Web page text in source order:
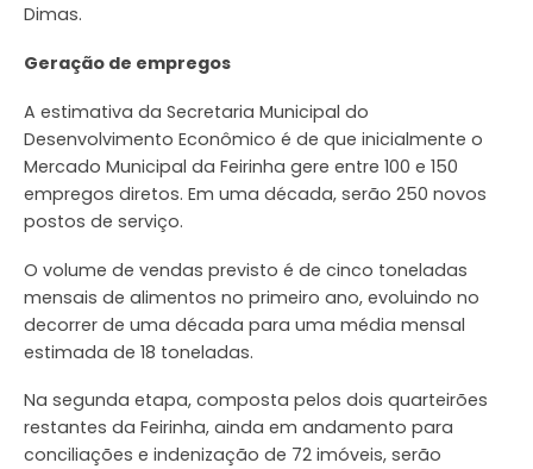
Dimas.
Geração de empregos
A estimativa da Secretaria Municipal do
Desenvolvimento Econômico é de que inicialmente o
Mercado Municipal da Feirinha gere entre 100 e 150
empregos diretos. Em uma década, serão 250 novos
postos de serviço.
O volume de vendas previsto é de cinco toneladas
mensais de alimentos no primeiro ano, evoluindo no
decorrer de uma década para uma média mensal
estimada de 18 toneladas.
Na segunda etapa, composta pelos dois quarteirões
restantes da Feirinha, ainda em andamento para
conciliações e indenização de 72 imóveis, serão